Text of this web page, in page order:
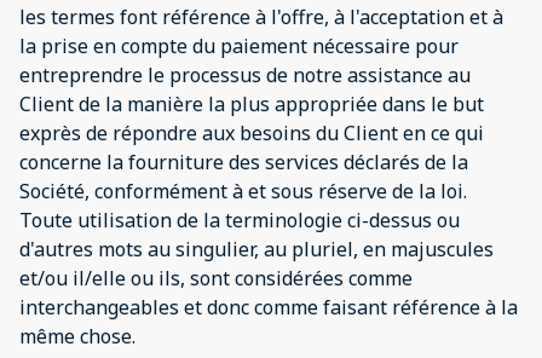
les termes font référence à l'offre, à l'acceptation et à
la prise en compte du paiement nécessaire pour
entreprendre le processus de notre assistance au
Client de la manière la plus appropriée dans le but
exprès de répondre aux besoins du Client en ce qui
concerne la fourniture des services déclarés de la
Société, conformément à et sous réserve de la loi.
Toute utilisation de la terminologie ci-dessus ou
d'autres mots au singulier, au pluriel, en majuscules
et/ou il/elle ou ils, sont considérées comme
interchangeables et donc comme faisant référence à la
même chose.